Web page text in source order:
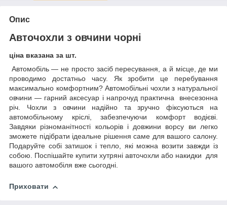
Опис
Авточохли з овчини чорні
ціна вказана за шт.
Автомобіль — не просто засіб пересування, а й місце, де ми
проводимо достатньо часу. Як зробити це перебування
максимально комфортним? Автомобільні чохли з натуральної
овчини — гарний аксесуар і напрочуд практична внесезонна
річ. Чохли з овчини надійно та зручно фіксуються на
автомобільному кріслі, забезпечуючи комфорт водієві.
Завдяки різноманітності кольорів і довжини ворсу ви легко
зможете підібрати ідеальне рішення саме для вашого салону.
Подаруйте собі затишок і тепло, які можна возити завжди із
собою. Поспішайте купити хутряні авточохли або накидки для
вашого автомобіля вже сьогодні.
Приховати